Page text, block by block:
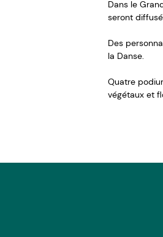
Dans le
seront
Des
la Danse.
Quatre
végétaux et